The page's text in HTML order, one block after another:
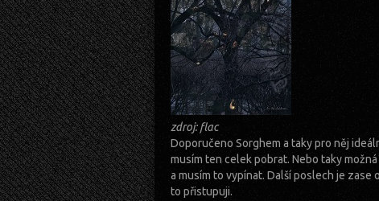
zdroj: flac
Doporučeno Sorghem a taky pro něj
musím ten celek pobrat. Nebo taky možná
a musím to vypínat. Další poslech je zase
to přistupuji.